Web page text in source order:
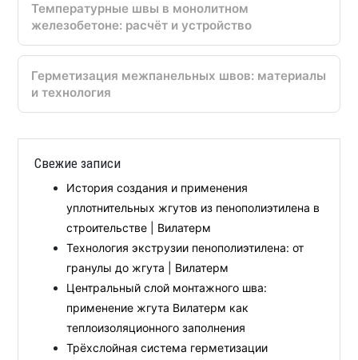
Температурные швы в монолитном
железобетоне: расчёт и устройство
Герметизация межпанельных швов: материалы
и технология
Свежие записи
История создания и применения
уплотнительных жгутов из пенополиэтилена в
строительстве | Вилатерм
Технология экструзии пенополиэтилена: от
гранулы до жгута | Вилатерм
Центральный слой монтажного шва:
применение жгута Вилатерм как
теплоизоляционного заполнения
Трёхслойная система герметизации